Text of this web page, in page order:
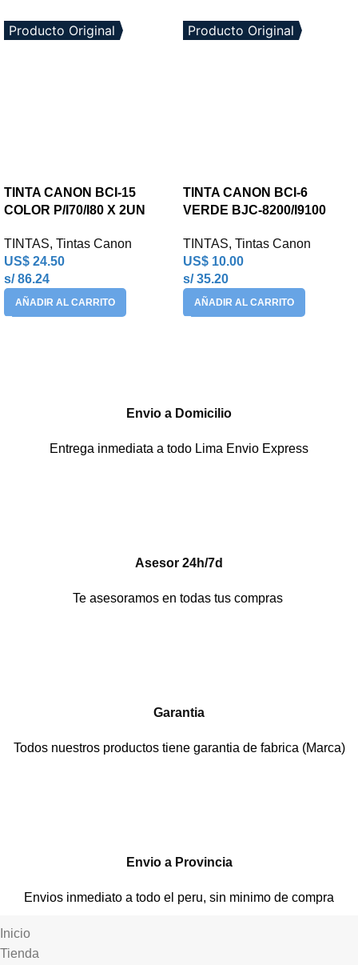
Producto Original
TINTA CANON BCI-15
COLOR P/I70/I80 X 2UN
TINTAS, Tintas Canon
US$ 24.50
s/ 86.24
AÑADIR AL CARRITO
Producto Original
TINTA CANON BCI-6
VERDE BJC-8200/I9100
TINTAS, Tintas Canon
US$ 10.00
s/ 35.20
AÑADIR AL CARRITO
Envio a Domicilio
Entrega inmediata a todo Lima Envio Express
Asesor 24h/7d
Te asesoramos en todas tus compras
Garantia
Todos nuestros productos tiene garantia de fabrica (Marca)
Envio a Provincia
Envios inmediato a todo el peru, sin minimo de compra
Inicio
Tienda